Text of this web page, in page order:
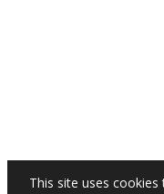
This site uses